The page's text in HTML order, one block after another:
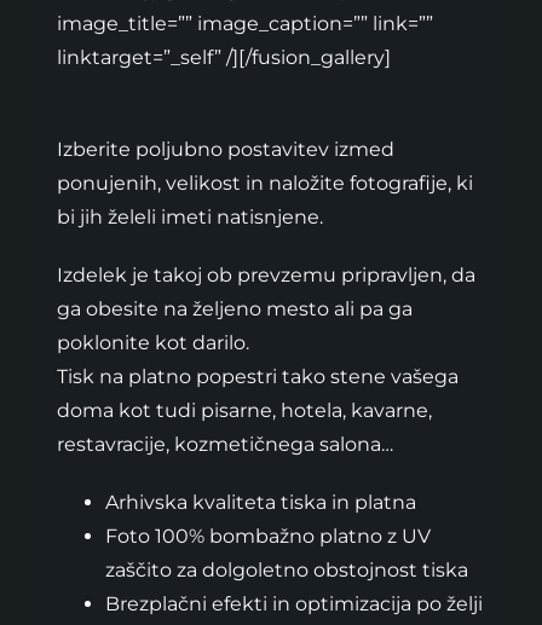
image_title=”” image_caption=”” link=””
linktarget=”_self” /][/fusion_gallery]
Izberite poljubno postavitev izmed
ponujenih, velikost in naložite fotografije, ki
bi jih želeli imeti natisnjene.
Izdelek je takoj ob prevzemu pripravljen, da
ga obesite na željeno mesto ali pa ga
poklonite kot darilo.
Tisk na platno popestri tako stene vašega
doma kot tudi pisarne, hotela, kavarne,
restavracije, kozmetičnega salona…
Arhivska kvaliteta tiska in platna
Foto 100% bombažno platno z UV
zaščito za dolgoletno obstojnost tiska
Brezplačni efekti in optimizacija po želji